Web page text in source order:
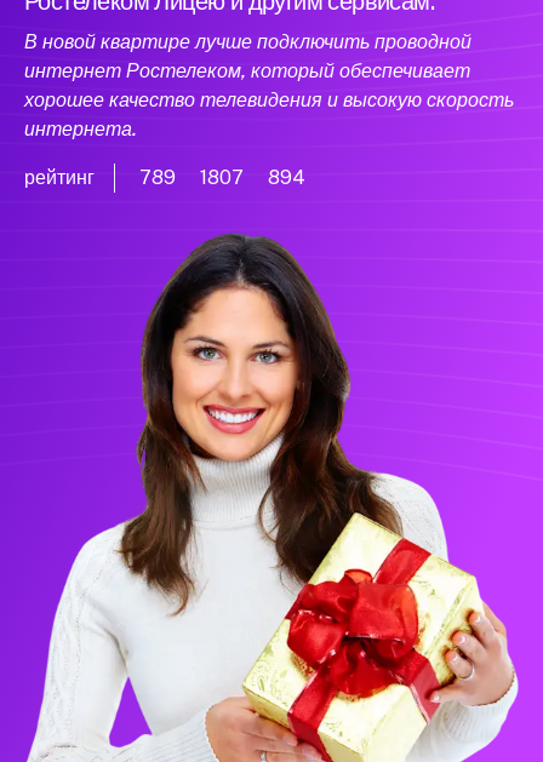
В новой квартире лучше подключить проводной
интернет Ростелеком, который обеспечивает
хорошее качество телевидения и высокую скорость
интернета.
рейтинг 789 1807 894